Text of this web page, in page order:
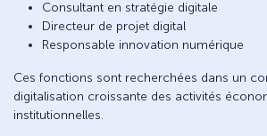
Consultant en stratégie digitale
Directeur de projet digital
Responsable innovation numérique
Ces fonctions sont recherchées dans un
digitalisation croissante des activités
institutionnelles.